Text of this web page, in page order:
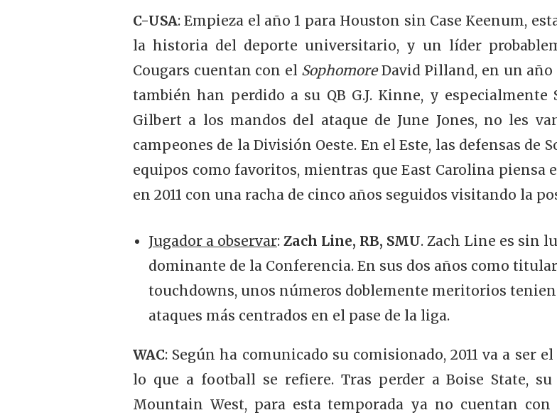
C-USA: Empieza el año 1 para Houston sin Case Keenum,
la historia del deporte universitario, y un líder
Cougars cuentan con el SophomoreDavid Pilland, en un año
también han perdido a su QB G.J. Kinne, y especialmente
Gilbert a los mandos del ataque de June Jones, no les
campeones de la División Oeste. En el Este, las defensas de
equipos como favoritos, mientras que East Carolina piensa
en 2011 con una racha de cinco años seguidos visitando la
Jugador a observar: Zach Line, RB, SMU. Zach Line es sin
dominante de la Conferencia. En sus dos años como
touchdowns, unos números doblemente meritorios
ataques más centrados en el pase de la liga.
WAC: Según ha comunicado su comisionado, 2011 va a ser
lo que a football se refiere. Tras perder a Boise State,
Mountain West, para esta temporada ya no cuentan